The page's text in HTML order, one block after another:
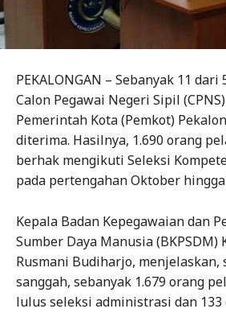
PEKALONGAN – Sebanyak 11 dari
Calon Pegawai Negeri Sipil
Pemerintah Kota (Pemkot)
diterima. Hasilnya, 1.690 orang
berhak mengikuti Seleksi
pada pertengahan Oktober
Kepala Badan Kepegawaian dan
Sumber Daya Manusia (BKPSDM)
Rusmani Budiharjo, menjelaskan,
sanggah, sebanyak 1.679 orang
lulus seleksi administrasi dan